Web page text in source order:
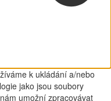
k ukládání a/nebo
jako jsou soubory
umožní zpracovávat